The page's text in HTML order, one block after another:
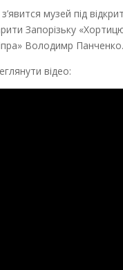
музей під
Запорізьку
Володимр Панченко.
відео: